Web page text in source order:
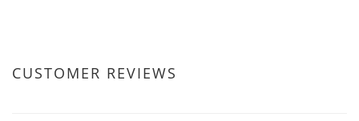
CUSTOMER REVIEWS